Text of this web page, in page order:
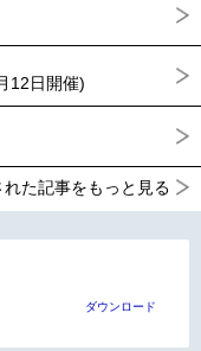
12日開催)
た記事をもっと見る
ダウンロード